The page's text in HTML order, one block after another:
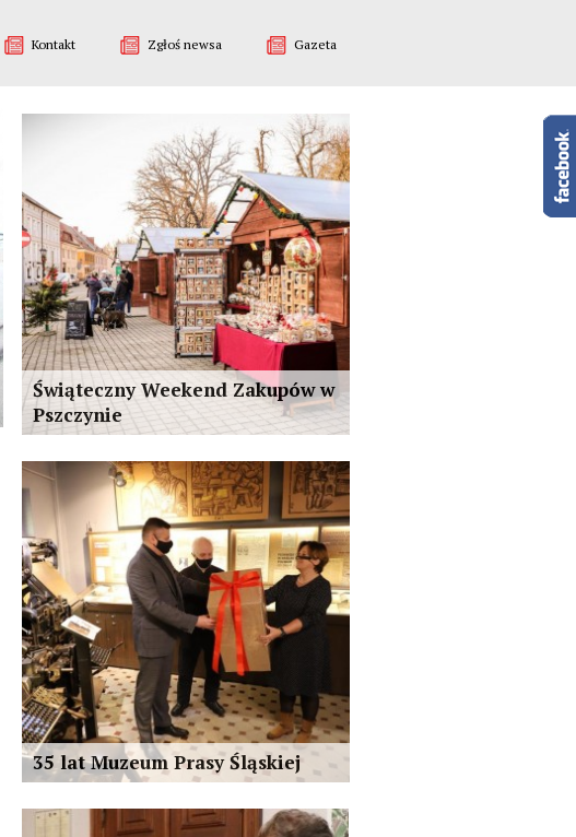
Gazeta
Zgłoś newsa
Kontakt
Świąteczny Weekend Zakupów w
Pszczynie
35 lat Muzeum Prasy Śląskiej